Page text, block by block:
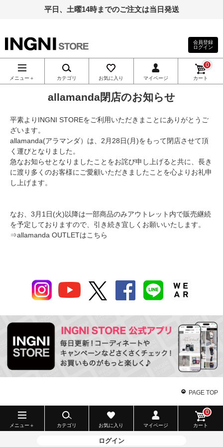
平日、土曜14時までのご注文は当日発送
INGNI（イン
グ）公式通
販｜INGNI
STORE
会員登録
ログイン
メニュー＋ カテゴリ お気に入り マイページ カート
0
allamanda閉店のお知らせ
平素よりINGNI STOREをご利用いただきまことにありがとうご
ざいます。
allamanda(アラマンダ）は、2月28日(月)をもって閉店させて頂
く運びとなりました。
急なお知らせとなりましたことをお詫び申し上げると共に、長き
に渡り多くのお客様にご愛顧いただきましたことを心よりお礼申
し上げます。
なお、3月1日(火)以降は一部商品のみアウトレット内で販売継続
を予定しておりますので、引き続き宜しくお願いいたします。
⇒allamanda OUTLETはこちら
PAGE TOP
メニュー＋ カテゴリ お気に入り マイページ カート
0
ログイン